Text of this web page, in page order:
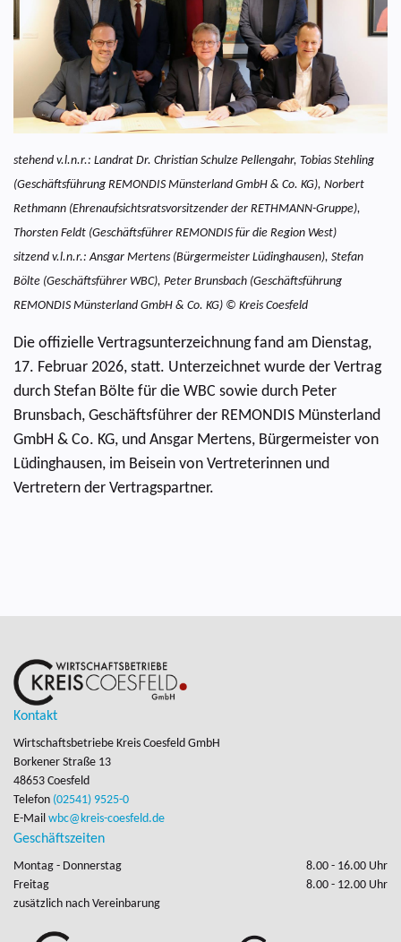
stehend v.l.n.r.: Landrat Dr. Christian Schulze Pellengahr, Tobias Stehling
(Geschäftsführung REMONDIS Münsterland GmbH & Co. KG), Norbert
Rethmann (Ehrenaufsichtsratsvorsitzender der RETHMANN-Gruppe),
Thorsten Feldt (Geschäftsführer REMONDIS für die Region West)
sitzend v.l.n.r.: Ansgar Mertens (Bürgermeister Lüdinghausen), Stefan
Bölte (Geschäftsführer WBC), Peter Brunsbach (Geschäftsführung
REMONDIS Münsterland GmbH & Co. KG) © Kreis Coesfeld
Die offizielle Vertragsunterzeichnung fand am Dienstag,
17. Februar 2026, statt. Unterzeichnet wurde der Vertrag
durch Stefan Bölte für die WBC sowie durch Peter
Brunsbach, Geschäftsführer der REMONDIS Münsterland
GmbH & Co. KG, und Ansgar Mertens, Bürgermeister von
Lüdinghausen, im Beisein von Vertreterinnen und
Vertretern der Vertragspartner.
Kontakt
Wirtschaftsbetriebe Kreis Coesfeld GmbH
Borkener Straße 13
48653 Coesfeld
Telefon (02541) 9525-0
E-Mail wbc@kreis-coesfeld.de
Geschäftszeiten
Montag - Donnerstag
8.00 - 16.00 Uhr
Freitag
8.00 - 12.00 Uhr
zusätzlich nach Vereinbarung